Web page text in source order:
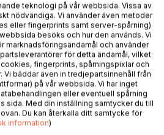
Slocknar" av Mahdis Bigloo
känslor och upplevelser genom
berättelse. Verket kretsar kring
använder sig av en rik och
för att måla fram starka bilder
delar och perspektiv skildrar
av livets skiftande öden och
stunder till djupa tragedier.
begränsningar och
teknologi på vår webbsida. Vissa av
nödvändiga. Vi använder även metoder
eller fingerprints samt server-spårning)
besöks och hur den används. Vi
marknadsföringsändamål och använder
för detta ändamål, vilket
fingerprints, spårningspixlar och
Vi bäddar även in tredjepartsinnehåll från
på vår webbsida. Vi har inget
eller eventuell spårning
sida. Med din inställning samtycker du till
Du kan återkalla ditt samtycke för
information)